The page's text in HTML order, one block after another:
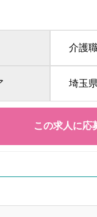
介護
埼玉